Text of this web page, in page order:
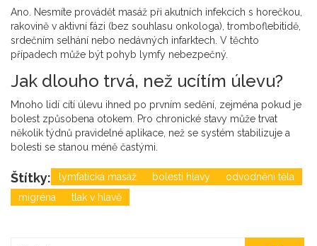
Ano. Nesmíte provádět masáž při akutních infekcích s horečkou,
rakovině v aktivní fázi (bez souhlasu onkologa), tromboflebitidě,
srdečním selhání nebo nedávných infarktech. V těchto
případech může být pohyb lymfy nebezpečný.
Jak dlouho trvá, než ucítím úlevu?
Mnoho lidí cítí úlevu ihned po prvním sedění, zejména pokud je
bolest způsobena otokem. Pro chronické stavy může trvat
několik týdnů pravidelné aplikace, než se systém stabilizuje a
bolesti se stanou méně častými.
Štítky: lymfatická masáž bolesti hlavy
odvodnění těla
migréna
tlak v hlavě